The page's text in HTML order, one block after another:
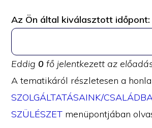
Az Ön által kiválasztott időpont:
Eddig 0 fő jelentkezett az
A tematikáról részletesen a
SZOLGÁLTATÁSAINK/
SZÜLÉSZET menüpontjában